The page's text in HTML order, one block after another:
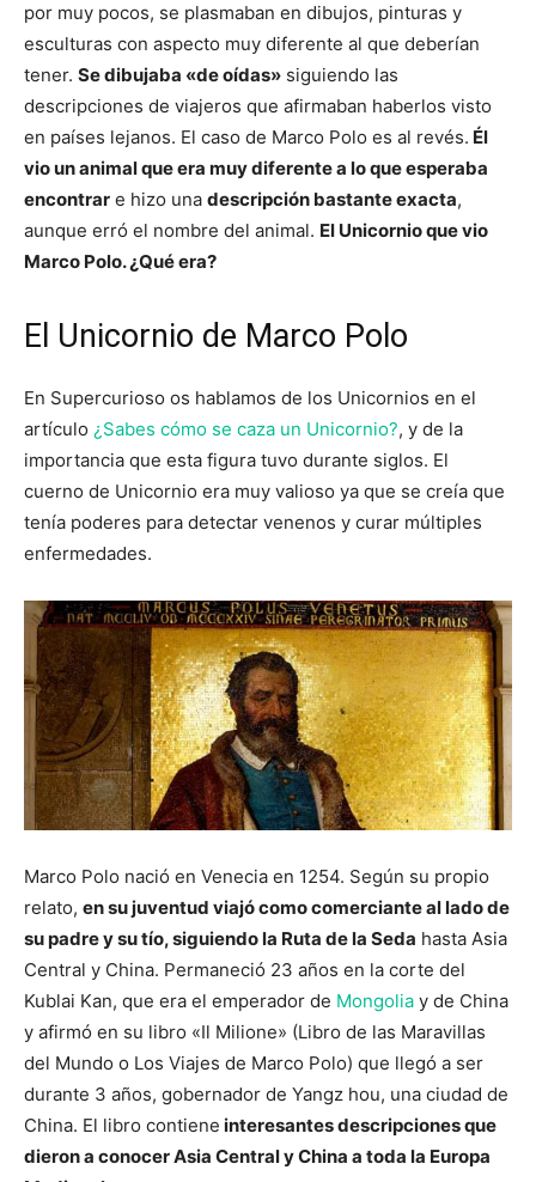
por muy pocos, se plasmaban en dibujos, pinturas y
esculturas con aspecto muy diferente al que deberían
tener. Se dibujaba «de oídas» siguiendo las
descripciones de viajeros que afirmaban haberlos visto
en países lejanos. El caso de Marco Polo es al revés. Él
vio un animal que era muy diferente a lo que esperaba
encontrar e hizo una descripción bastante exacta,
aunque erró el nombre del animal. El Unicornio que vio
Marco Polo. ¿Qué era?
El Unicornio de Marco Polo
En Supercurioso os hablamos de los Unicornios en el
artículo ¿Sabes cómo se caza un Unicornio?, y de la
importancia que esta figura tuvo durante siglos. El
cuerno de Unicornio era muy valioso ya que se creía que
tenía poderes para detectar venenos y curar múltiples
enfermedades.
Marco Polo nació en Venecia en 1254. Según su propio
relato, en su juventud viajó como comerciante al lado de
su padre y su tío, siguiendo la Ruta de la Seda hasta Asia
Central y China. Permaneció 23 años en la corte del
Kublai Kan, que era el emperador de Mongolia y de China
y afirmó en su libro «Il Milione» (Libro de las Maravillas
del Mundo o Los Viajes de Marco Polo) que llegó a ser
durante 3 años, gobernador de Yangz hou, una ciudad de
China. El libro contiene interesantes descripciones que
dieron a conocer Asia Central y China a toda la Europa